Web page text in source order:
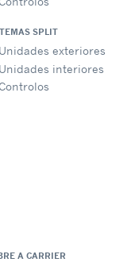
SPLIT
exteriores
interiores
A CARRIER